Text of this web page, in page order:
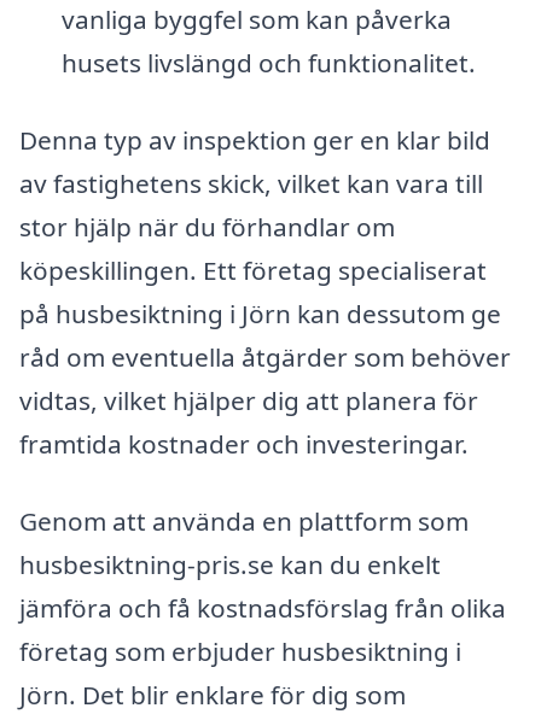
vanliga byggfel som kan påverka
husets livslängd och funktionalitet.
Denna typ av inspektion ger en klar bild
av fastighetens skick, vilket kan vara till
stor hjälp när du förhandlar om
köpeskillingen. Ett företag specialiserat
på husbesiktning i Jörn kan dessutom ge
råd om eventuella åtgärder som behöver
vidtas, vilket hjälper dig att planera för
framtida kostnader och investeringar.
Genom att använda en plattform som
husbesiktning-pris.se kan du enkelt
jämföra och få kostnadsförslag från olika
företag som erbjuder husbesiktning i
Jörn. Det blir enklare för dig som